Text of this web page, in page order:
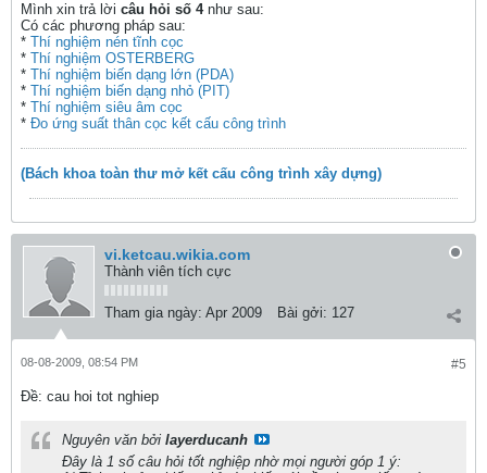
Mình xin trả lời câu hỏi số 4như sau:
Có các phương pháp sau:
* Thí nghiệm nén tĩnh cọc
* Thí nghiệm OSTERBERG
* Thí nghiệm biến dạng lớn (PDA)
* Thí nghiệm biến dạng nhỏ (PIT)
* Thí nghiệm siêu âm cọc
* Đo ứng suất thân cọc kết cấu công trình
(Bách khoa toàn thư mở kết cấu công trình xây dựng)
vi.ketcau.wikia.com
Thành viên tích cực
Tham gia ngày: Apr 2009 Bài gởi: 127
#5
08-08-2009, 08:54 PM
Ðề: cau hoi tot nghiep
Nguyên văn bởi layerducanh
Đây là 1 số câu hỏi tốt nghiệp nhờ mọi người góp 1 ý: